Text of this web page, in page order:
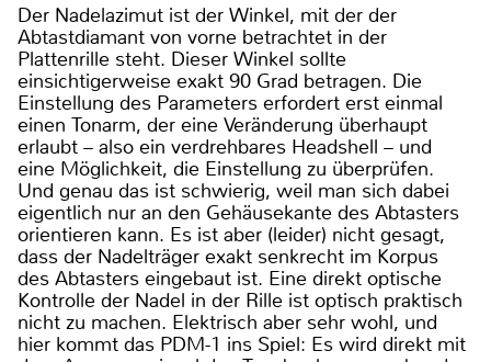
Der Nadelazimut ist der Winkel, mit der der
Abtastdiamant von vorne betrachtet in der
Plattenrille steht. Dieser Winkel sollte
einsichtigerweise exakt 90 Grad betragen. Die
Einstellung des Parameters erfordert erst einmal
einen Tonarm, der eine Veränderung überhaupt
erlaubt – also ein verdrehbares Headshell – und
eine Möglichkeit, die Einstellung zu überprüfen.
Und genau das ist schwierig, weil man sich dabei
eigentlich nur an den Gehäusekante des Abtasters
orientieren kann. Es ist aber (leider) nicht gesagt,
dass der Nadelträger exakt senkrecht im Korpus
des Abtasters eingebaut ist. Eine direkt optische
Kontrolle der Nadel in der Rille ist optisch praktisch
nicht zu machen. Elektrisch aber sehr wohl, und
hier kommt das PDM-1 ins Spiel: Es wird direkt mit